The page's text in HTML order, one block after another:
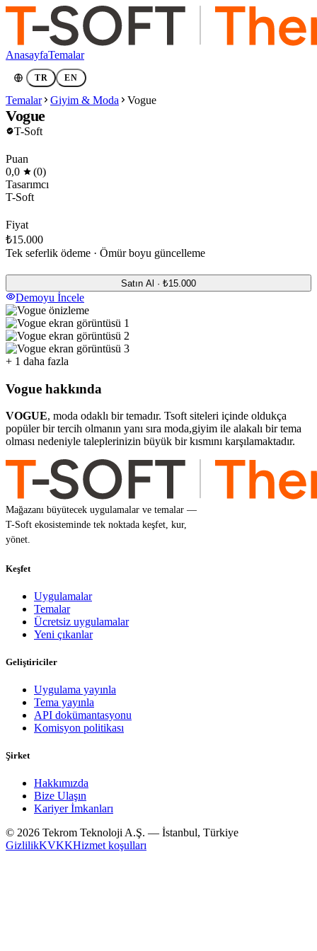
AnasayfaTemalar
TR EN
Temalar Giyim & Moda Vogue
Vogue
T-Soft
Puan
0,0
(0)
Tasarımcı
T-Soft
Fiyat
₺15.000
Tek seferlik ödeme · Ömür boyu güncelleme
Satın Al · ₺15.000
Demoyu İncele
+ 1 daha fazla
Vogue hakkında
VOGUE, moda odaklı bir temadır. Tsoft siteleri içinde oldukça
popüler bir tercih olmanın yanı sıra moda,giyim ile alakalı bir tema
olması nedeniyle taleplerinizin büyük bir kısmını karşılamaktadır.
Mağazanı büyütecek uygulamalar ve temalar —
T-Soft ekosisteminde tek noktada keşfet, kur,
yönet.
Keşfet
Uygulamalar
Temalar
Ücretsiz uygulamalar
Yeni çıkanlar
Geliştiriciler
Uygulama yayınla
Tema yayınla
API dokümantasyonu
Komisyon politikası
Şirket
Hakkımızda
Bize Ulaşın
Kariyer İmkanları
© 2026 Tekrom Teknoloji A.Ş. — İstanbul, Türkiye
GizlilikKVKKHizmet koşulları